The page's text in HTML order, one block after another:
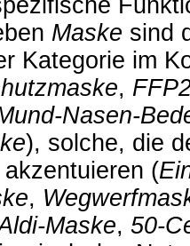
Maske sind
Kategorie im
,
Nasen-
), solche, die
(
,
Maske, 50-